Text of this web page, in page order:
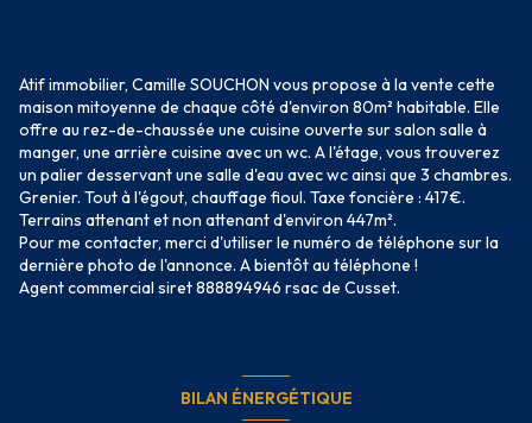
Atif immobilier, Camille SOUCHON vous propose à la vente cette
maison mitoyenne de chaque côté d'environ 80m² habitable. Elle
offre au rez-de-chaussée une cuisine ouverte sur salon salle à
manger, une arrière cuisine avec un wc. A l'étage, vous trouverez
un palier desservant une salle d'eau avec wc ainsi que 3 chambres.
Grenier. Tout à l'égout, chauffage fioul. Taxe foncière : 417€.
Terrains attenant et non attenant d'environ 447m².
Pour me contacter, merci d'utiliser le numéro de téléphone sur la
dernière photo de l'annonce. A bientôt au téléphone !
Agent commercial siret 888894946 rsac de Cusset.
BILAN ÉNERGÉTIQUE